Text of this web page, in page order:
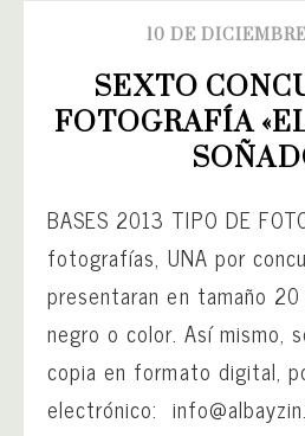
10 DE
SEXTO
FOTOGRAFÍA
BASES 2013 TIPO DE
fotografías, UNA por
presentaran en tamaño
negro o color. Así mismo,
copia en formato digital,
electrónico: